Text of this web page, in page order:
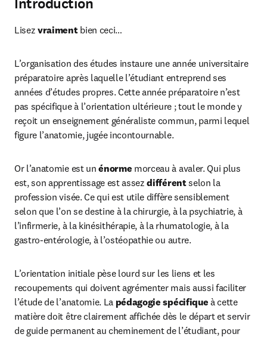
Lisez vraiment bien ceci…
L’organisation des études instaure une année universitaire
préparatoire après laquelle l’étudiant entreprend ses
années d’études propres. Cette année préparatoire n’est
pas spécifique à l’orientation ultérieure ; tout le monde y
reçoit un enseignement généraliste commun, parmi lequel
figure l’anatomie, jugée incontournable.
Or l’anatomie est un énorme morceau à avaler. Qui plus
est, son apprentissage est assez différent selon la
profession visée. Ce qui est utile diffère sensiblement
selon que l’on se destine à la chirurgie, à la psychiatrie, à
l’infirmerie, à la kinésithérapie, à la rhumatologie, à la
gastro-entérologie, à l’ostéopathie ou autre.
L’orientation initiale pèse lourd sur les liens et les
recoupements qui doivent agrémenter mais aussi faciliter
l’étude de l’anatomie. La pédagogie spécifique à cette
matière doit être clairement affichée dès le départ et servir
de guide permanent au cheminement de l’étudiant, pour